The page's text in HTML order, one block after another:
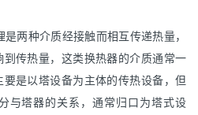
两种介质经接触而相互传递热量，
传热量，这类换热器的介质通常一
是以塔设备为主体的传热设备，但
与塔器的关系，通常归口为塔式设